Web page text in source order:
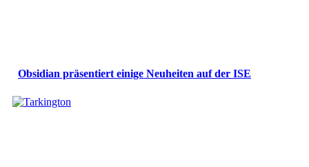
Obsidian präsentiert einige Neuheiten auf der ISE